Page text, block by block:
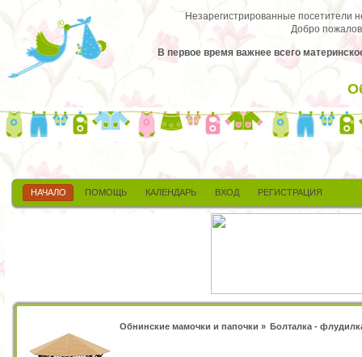
Незарегистрированные посетители
Добро
В первое время важнее всего
НАЧАЛО ПОМОЩЬ КАЛЕНДАРЬ ВХОД РЕГИСТРАЦИЯ
Обнинские мамочки и папочки » Болталка -